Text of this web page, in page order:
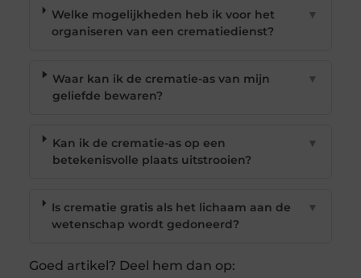
Welke mogelijkheden heb ik voor het
organiseren van een crematiedienst?
▼
Waar kan ik de crematie-as van mijn
geliefde bewaren?
▼
Kan ik de crematie-as op een
betekenisvolle plaats uitstrooien?
▼
Is crematie gratis als het lichaam aan de
wetenschap wordt gedoneerd?
▼
Goed artikel? Deel hem dan op: